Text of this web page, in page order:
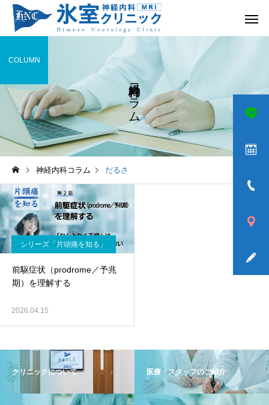
頭痛
ふるえ
神経内科コラム
COLUMN
神経内科コラム だるさ
シリーズ「片頭痛を知る」
前駆症状（prodrome／予兆
期）を理解する
2026.04.15
クリニックについて 医療・スタッフのご紹介